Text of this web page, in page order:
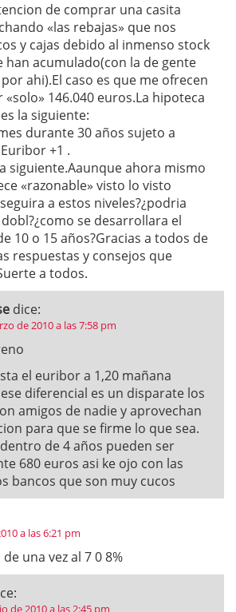
de comprar una casita
«las rebajas» que nos
y cajas debido al inmenso stock
han acumulado(con la de gente
ahi).El caso es que me ofrecen
«solo» 146.040 euros.La hipoteca
la siguiente:
durante 30 años sujeto a
+1 .
siguiente.Aaunque ahora mismo
«razonable» visto lo visto
a estos niveles?¿podria
se desarrollara el
10 o 15 años?Gracias a todos de
respuestas y consejos que
a todos.
dice:
de 2010 a las 7:58 pm
el euribor a 1,20 mañana
diferencial es un disparate los
amigos de nadie y aprovechan
para que se firme lo que sea.
de 4 años pueden ser
680 euros asi ke ojo con las
bancos que son muy cucos
a las 6:21 pm
una vez al 7 0 8%
de 2010 a las 2:45 pm